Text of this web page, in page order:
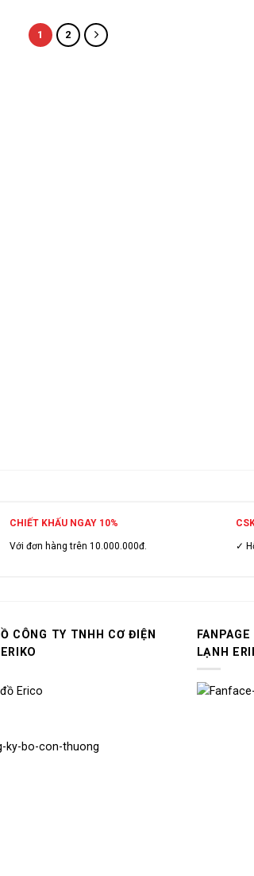
1 2
CHIẾT KHẤU NGAY 10%
Với đơn hàng trên 10.000.000đ. ✓
CÔNG TY TNHH CƠ ĐIỆN
LẠNH